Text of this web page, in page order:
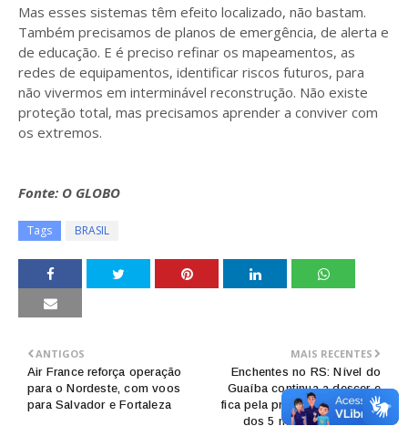
Mas esses sistemas têm efeito localizado, não bastam.
Também precisamos de planos de emergência, de alerta e
de educação. E é preciso refinar os mapeamentos, as
redes de equipamentos, identificar riscos futuros, para
não vivermos em interminável reconstrução. Não existe
proteção total, mas precisamos aprender a conviver com
os extremos.
Fonte: O GLOBO
Tags BRASIL
MAIS RECENTES
Enchentes no RS: Nível do
Guaíba continua a descer e
fica pela primeira vez abaixo
dos 5 metros na semana
ANTIGOS
Air France reforça operação
para o Nordeste, com voos
para Salvador e Fortaleza